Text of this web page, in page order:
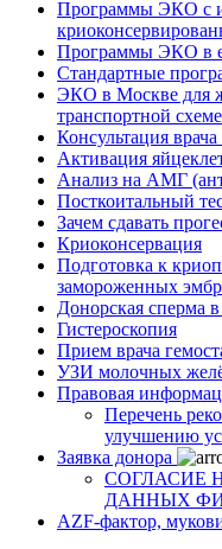
Программы ЭКО с
Программы ЭКО в
Стандартные
ЭКО в Москве для
транспортной схеме
Консультация
Активация
Анализ на АМГ
Посткоитальный
Зачем сдавать
Криоконсервация
Подготовка к
замороженных
Донорская сперма
Гистероскопия
Прием врача
УЗИ молочных
Правовая
Перечень
улучшению
Заявка донора
СОГЛАСИЕ
ДАННЫХ
AZF-фактор,